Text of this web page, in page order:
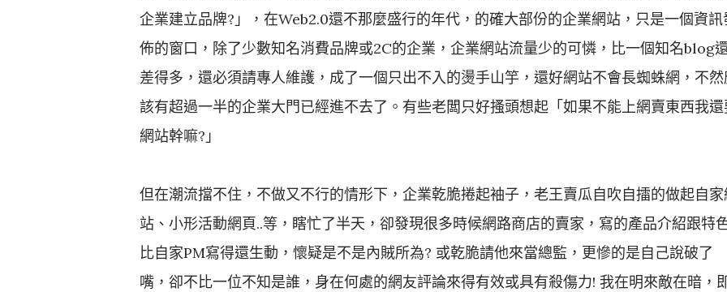
企業建立品牌?」，在Web2.0還不那麼盛行的年代，的確大部份的企業網站，只是一個資訊
佈的窗口，除了少數知名消費品牌或2C的企業，企業網站流量少的可憐，比一個知名blog
差得多，還必須請專人維護，成了一個只出不入的燙手山竽，還好網站不會長蜘蛛網，不
該有超過一半的企業大門已經進不去了。有些老闆只好搔頭想起「如果不能上網賣東西我還
網站幹嘛?」
但在潮流擋不住，不做又不行的情形下，企業乾脆捲起袖子，老王賣瓜自吹自擂的做起自家
站、小形活動網頁..等，瞎忙了半天，卻發現很多時候網路商店的賣家，寫的產品介紹跟特
比自家PM寫得還生動，懷疑是不是內賊所為? 或乾脆請他來當總監，更慘的是自己說破了
嘴，卻不比一位不知是誰，身在何處的網友評論來得有效或具有殺傷力! 我在明來敵在暗，